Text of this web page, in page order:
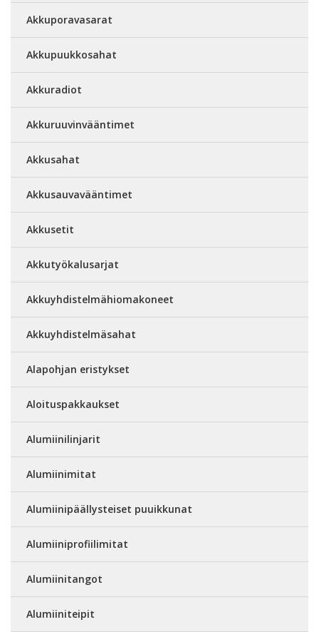
Akkuporavasarat
Akkupuukkosahat
Akkuradiot
Akkuruuvinvääntimet
Akkusahat
Akkusauvavääntimet
Akkusetit
Akkutyökalusarjat
Akkuyhdistelmähiomakoneet
Akkuyhdistelmäsahat
Alapohjan eristykset
Aloituspakkaukset
Alumiinilinjarit
Alumiinimitat
Alumiinipäällysteiset puuikkunat
Alumiiniprofiilimitat
Alumiinitangot
Alumiiniteipit